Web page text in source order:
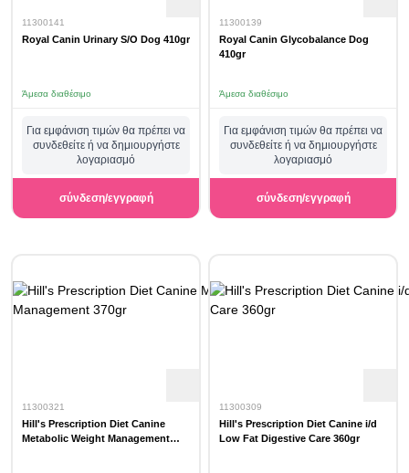
11300141
Royal Canin Urinary S/O Dog 410gr
Άμεσα διαθέσιμο
Για εμφάνιση τιμών θα πρέπει να
συνδεθείτε ή να δημιουργήστε
λογαριασμό
σύνδεση/εγγραφή
11300139
Royal Canin Glycobalance Dog
410gr
Άμεσα διαθέσιμο
Για εμφάνιση τιμών θα πρέπει να
συνδεθείτε ή να δημιουργήστε
λογαριασμό
σύνδεση/εγγραφή
11300321
Hill's Prescription Diet Canine
Metabolic Weight Management
11300309
Hill's Prescription Diet Canine i/d
Low Fat Digestive Care 360gr